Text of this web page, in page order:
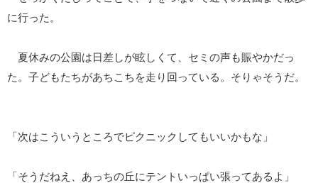
に行った。
夏休みの公園は日差しが眩しくて、セミの声も賑やかだっ
た。子どもたちがあちこちを走り回っている。そりゃそうだ。
「次はこういうところでピクニックしてもいいかもな」
「そうだねえ、あっちの丘にテントいっぱい張ってあるよ」